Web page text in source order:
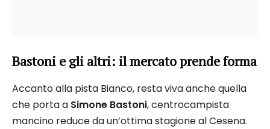
Bastoni e gli altri: il mercato prende forma
Accanto alla pista Bianco, resta viva anche quella
che porta a Simone Bastoni, centrocampista
mancino reduce da un’ottima stagione al Cesena.